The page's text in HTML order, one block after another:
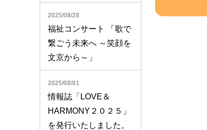
2025/08/28
福祉コンサート 「歌で
繋ごう未来へ ～笑顔を
文京から～」
2025/08/01
情報誌「LOVE＆
HARMONY２０２５」
を発行いたしました。